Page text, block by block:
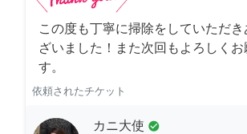
この度も丁寧に掃除をしていただ
ざいました！また次回もよろしくお
す。
依頼されたチケット
カニ大使 check_circle